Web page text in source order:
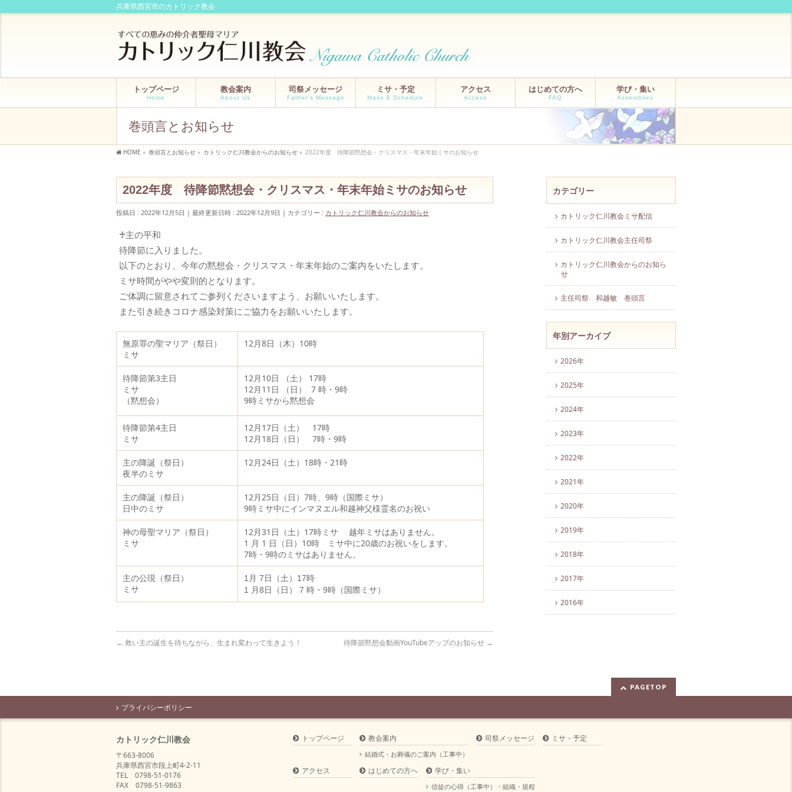
兵庫県西宮市のカトリック教会
トップページ
Home
教会案内
About Us
司祭メッセージ
Father’s Message
ミサ・予定
Mass & Schedule
アクセス
Access
はじめての方へ
FAQ
学び・集い
Assemblies
巻頭言とお知らせ
HOME » 巻頭言とお知らせ » カトリック仁川教会からのお知らせ » 2022年度 待降節黙想会・クリスマス・年末年始ミサのお知らせ
2022年度 待降節黙想会・クリスマス・年末年始ミサのお知らせ
投稿日 : 2022年12月5日 最終更新日時 : 2022年12月9日 カテゴリー : カトリック仁川教会からのお知らせ
♰主の平和
待降節に入りました。
以下のとおり、今年の黙想会・クリスマス・年末年始のご案内をいたします。
ミサ時間がやや変則的となります。
ご体調に留意されてご参列くださいますよう、お願いいたします。
また引き続きコロナ感染対策にご協力をお願いいたします。
無原罪の聖マリア（祭日）
ミサ
12月8日（木）10時
待降節第3主日
ミサ
（黙想会）
12月10日 （土） 17時
12月11日 （日） 7 時・9時
9時ミサから黙想会
待降節第4主日
ミサ
12月17日（土） 17時
12月18日（日） 7時・9時
主の降誕（祭日）
夜半のミサ
12月24日（土）18時・21時
主の降誕（祭日）
日中のミサ
12月25日（日）7時、9時（国際ミサ）
9時ミサ中にインマヌエル和越神父様霊名のお祝い
神の母聖マリア（祭日）
ミサ
12月31日（土）17時ミサ 越年ミサはありません。
1 月 1 日（日）10時 ミサ中に20歳のお祝いをします。
7時・9時のミサはありません。
主の公現（祭日）
ミサ
1月 7日（土）17時
1 月8日（日） 7 時・9時（国際ミサ）
← 救い主の誕生を待ちながら、生まれ変わって生きよう！ 待降節黙想会動画YouTubeアップのお知らせ →
カテゴリー
カトリック仁川教会ミサ配信
カトリック仁川教会主任司祭
カトリック仁川教会からのお知ら
せ
主任司祭 和越敏 巻頭言
年別アーカイブ
2026年
2025年
2024年
2023年
2022年
2021年
2020年
2019年
2018年
2017年
2016年
PAGETOP
プライバシーポリシー
カトリック仁川教会
〒663-8006
兵庫県西宮市段上町4-2-11
TEL 0798-51-0176
FAX 0798-51-9863
トップページ 教会案内
結婚式・お葬儀のご案内（工事中）
司祭メッセージ ミサ・予定
アクセス はじめての方へ 学び・集い
信徒の心得（工事中）・組織・規程